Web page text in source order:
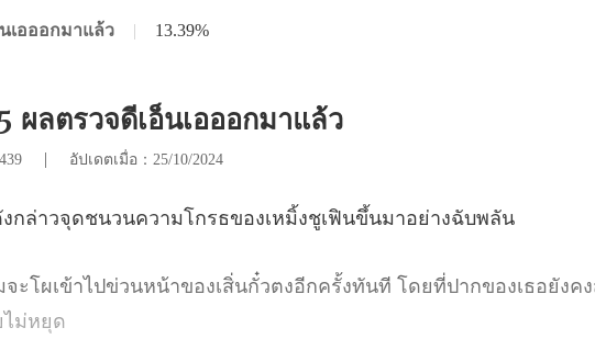
เอออกมาแล้ว | 13.39%
ผลตรวจดีเอ็นเอออกมาแล้ว
| อัปเดตเมื่อ：25/10/2024
นความโกรธของเหมิ้งชู
สิ่นกั๋วตงอีกครั้งทันที โดยที่ป